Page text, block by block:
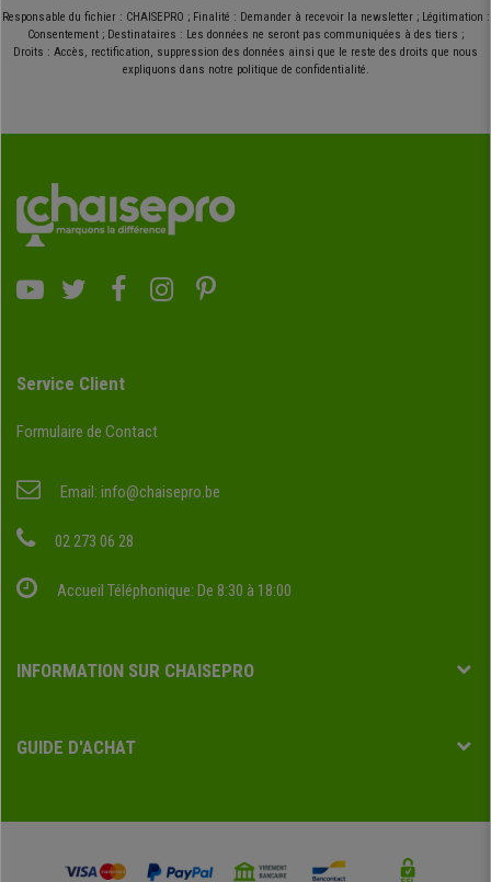
Responsable du fichier : CHAISEPRO ; Finalité : Demander à recevoir la newsletter ; Légitimation :
Consentement ; Destinataires : Les données ne seront pas communiquées à des tiers ;
Droits : Accès, rectification, suppression des données ainsi que le reste des droits que nous
expliquons dans notre politique de confidentialité.
Service Client
Formulaire de Contact
Email: info@chaisepro.be
02 273 06 28
Accueil Téléphonique: De 8:30 à 18:00
INFORMATION SUR CHAISEPRO
GUIDE D'ACHAT